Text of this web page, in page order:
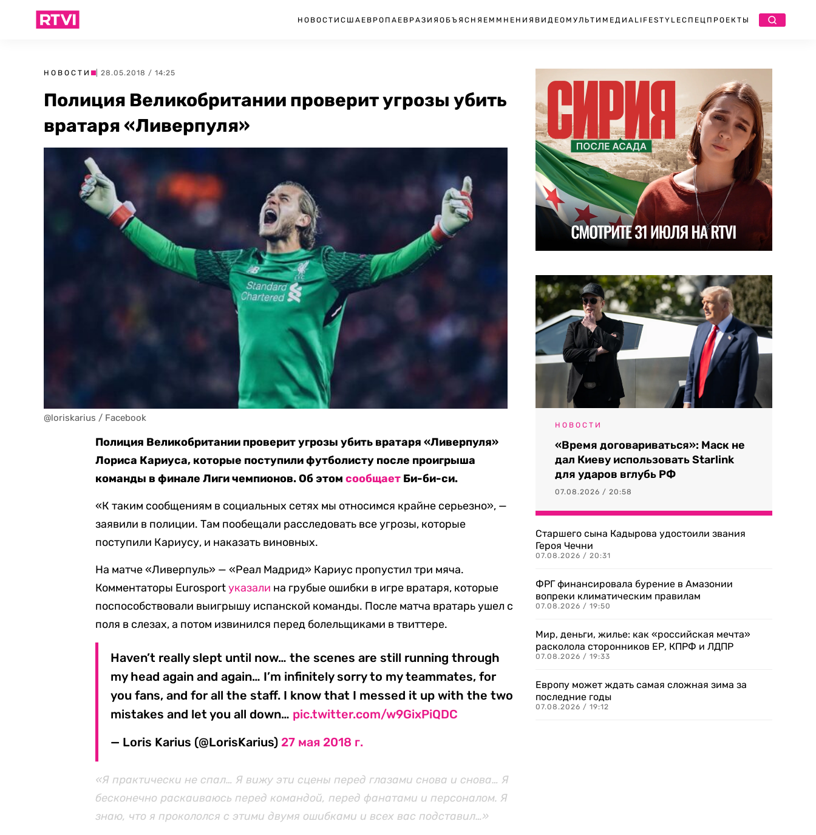
НОВОСТИ США ЕВРОПА ЕВРАЗИЯ ОБЪЯСНЯЕМ МНЕНИЯ ВИДЕО МУЛЬТИМЕДИА LIFESTYLEСПЕЦПРОЕКТЫ
НОВОСТИ | 28.05.2018 / 14:25
Полиция Великобритании проверит угрозы убить
вратаря «Ливерпуля»
@loriskarius / Facebook
Полиция Великобритании проверит угрозы убить вратаря «Ливерпуля»
Лориса Кариуса, которые поступили футболисту после проигрыша
команды в финале Лиги чемпионов. Об этомсообщает Би-би-си.
«К таким сообщениям в социальных сетях мы относимся крайне серьезно», —
заявили в полиции. Там пообещали расследовать все угрозы, которые
поступили Кариусу, и наказать виновных.
На матче «Ливерпуль» — «Реал Мадрид» Кариус пропустил три мяча.
Комментаторы Eurosportуказали на грубые ошибки в игре вратаря, которые
поспособствовали выигрышу испанской команды. После матча вратарь ушел с
поля в слезах, а потом извинился перед болельщиками в твиттере.
Haven’t really slept until now… the scenes are still running through
my head again and again… I’m infinitely sorry to my teammates, for
you fans, and for all the staff. I know that I messed it up with the two
mistakes and let you all down… pic.twitter.com/w9GixPiQDC
— Loris Karius (@LorisKarius) 27 мая 2018 г.
«Я практически не спал… Я вижу эти сцены перед глазами снова и снова… Я
бесконечно раскаиваюсь перед командой, перед фанатами и персоналом. Я
знаю, что я прокололся с этими двумя ошибками и всех вас подставил…»
НОВОСТИ
«Время договариваться»: Маск не
дал Киеву использовать Starlink
для ударов вглубь РФ
07.08.2026 / 20:58
Старшего сына Кадырова удостоили звания
Героя Чечни
07.08.2026 / 20:31
ФРГ финансировала бурение в Амазонии
вопреки климатическим правилам
07.08.2026 / 19:50
Мир, деньги, жилье: как «российская мечта»
расколола сторонников ЕР, КПРФ и ЛДПР
07.08.2026 / 19:33
Европу может ждать самая сложная зима за
последние годы
07.08.2026 / 19:12